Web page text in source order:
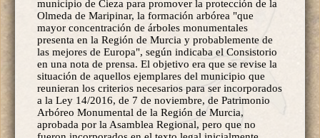
municipio de Cieza para promover la protección de la
Olmeda de Maripinar, la formación arbórea "que
mayor concentración de árboles monumentales
presenta en la Región de Murcia y probablemente de
las mejores de Europa", según indicaba el Consistorio
en una nota de prensa. El objetivo era que se revise la
situación de aquellos ejemplares del municipio que
reunieran los criterios necesarios para ser incorporados
a la Ley 14/2016, de 7 de noviembre, de Patrimonio
Arbóreo Monumental de la Región de Murcia,
aprobada por la Asamblea Regional, pero que no